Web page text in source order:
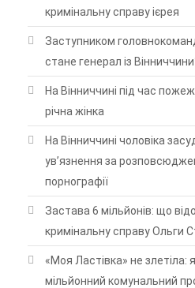
кримінальну справу ієрея
Заступником
стане генерал із
На Вінниччині під час
річна жінка
На Вінниччині чоловіка
ув’язнення за
порнографії
Застава 6 мільйонів: що
кримінальну справу Ольги
«Моя Ластівка» не злетіла:
мільйонний комунальний